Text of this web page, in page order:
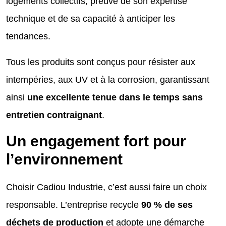
technique et de sa capacité à anticiper les
tendances.
Tous les produits sont conçus pour résister aux
intempéries, aux UV et à la corrosion, garantissant
ainsi une excellente tenue dans le temps sans
entretien contraignant.
Un engagement fort pour
l’environnement
Choisir Cadiou Industrie, c’est aussi faire un choix
responsable. L’entreprise recycle 90 % de ses
déchets de production et adopte une démarche